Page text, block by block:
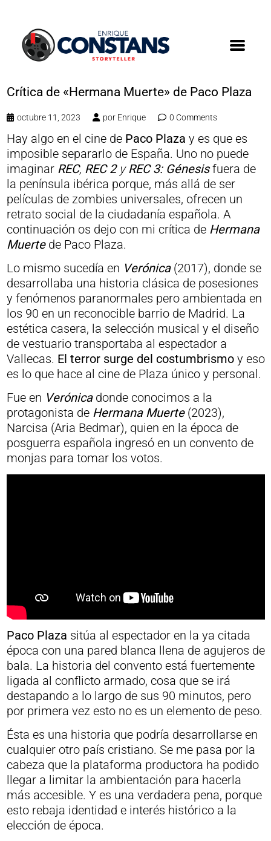
Crítica de «Hermana Muerte» de Paco Plaza
octubre 11, 2023 por Enrique 0 Comments
Hay algo en el cine de Paco Plaza y es que es
imposible separarlo de España. Uno no puede
imaginar REC, REC 2 yREC 3: Génesisfuera de
la península ibérica porque, más allá de ser
películas de zombies universales, ofrecen un
retrato social de la ciudadanía española. A
continuación os dejo con mi crítica de Hermana
Muertede Paco Plaza.
Lo mismo sucedía en Verónica(2017), donde se
desarrollaba una historia clásica de posesiones
y fenómenos paranormales pero ambientada en
los 90 en un reconocible barrio de Madrid. La
estética casera, la selección musical y el diseño
de vestuario transportaba al espectador a
Vallecas. El terror surge del costumbrismo y eso
es lo que hace al cine de Plaza único y personal.
Fue en Verónicadonde conocimos a la
protagonista de Hermana Muerte(2023),
Narcisa (Aria Bedmar), quien en la época de
posguerra española ingresó en un convento de
monjas para tomar los votos.
Paco Plaza sitúa al espectador en la ya citada
época con una pared blanca llena de agujeros de
bala. La historia del convento está fuertemente
ligada al conflicto armado, cosa que se irá
destapando a lo largo de sus 90 minutos, pero
por primera vez esto no es un elemento de peso.
Ésta es una historia que podría desarrollarse en
cualquier otro país cristiano. Se me pasa por la
cabeza que la plataforma productora ha podido
llegar a limitar la ambientación para hacerla
más accesible. Y es una verdadera pena, porque
esto rebaja identidad e interés histórico a la
elección de época.